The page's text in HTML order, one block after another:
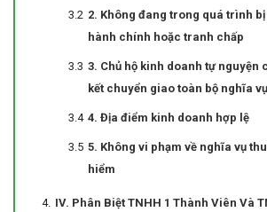
2. Không đang trong quá trình
hành chính hoặc tranh chấp
3. Chủ hộ kinh doanh tự nguyện
kết chuyển giao toàn bộ nghĩa vụ
4. Địa điểm kinh doanh hợp lệ
5. Không vi phạm về nghĩa vụ
hiểm
IV. Phân Biệt TNHH 1 Thành Viên Và